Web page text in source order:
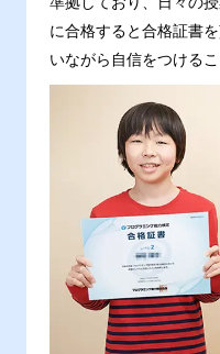
に合格すると合格証書
いながら自信をつけるこ